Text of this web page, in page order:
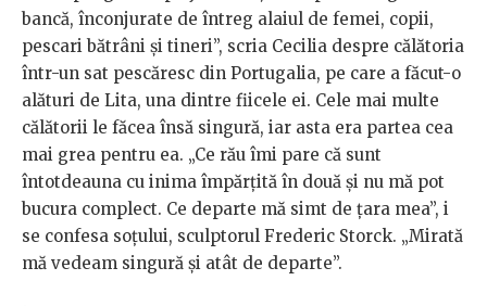
bancă, înconjurate de întreg alaiul de femei, copii,
pescari bătrâni și tineri”, scria Cecilia despre călătoria
într-un sat pescăresc din Portugalia, pe care a făcut-o
alături de Lita, una dintre fiicele ei. Cele mai multe
călătorii le făcea însă singură, iar asta era partea cea
mai grea pentru ea. „Ce rău îmi pare că sunt
întotdeauna cu inima împărțită în două și nu mă pot
bucura complect. Ce departe mă simt de țara mea”, i
se confesa soțului, sculptorul Frederic Storck. „Mirată
mă vedeam singură și atât de departe”.